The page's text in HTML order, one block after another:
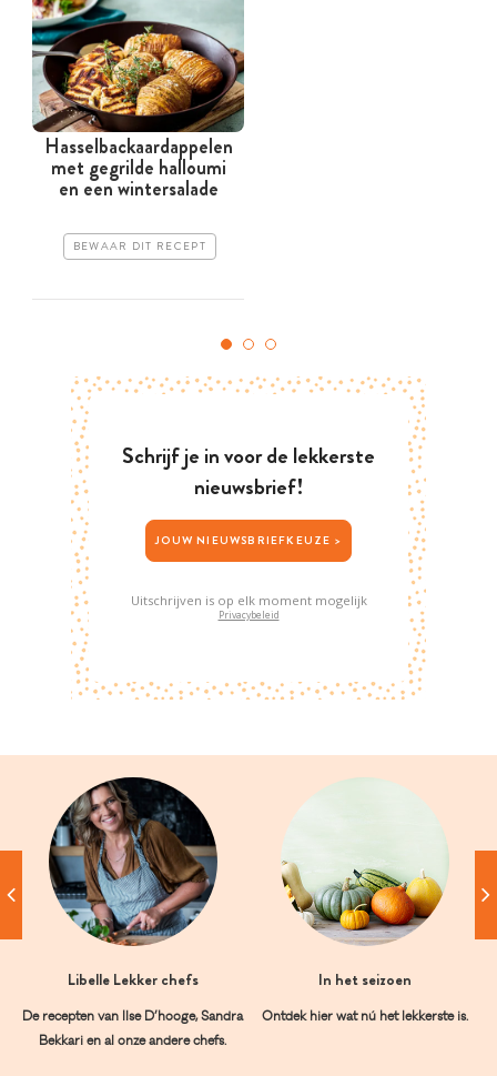
Hasselbackaardappelen
met gegrilde halloumi
en een wintersalade
BEWAAR DIT RECEPT
Schrijf je in voor de lekkerste
nieuwsbrief!
JOUW NIEUWSBRIEFKEUZE >
Uitschrijven is op elk moment mogelijk
Privacybeleid
Libelle Lekker chefs
De recepten van Ilse D’hooge, Sandra
Bekkari en al onze andere chefs.
In het seizoen
Ontdek hier wat nú het lekkerste is.